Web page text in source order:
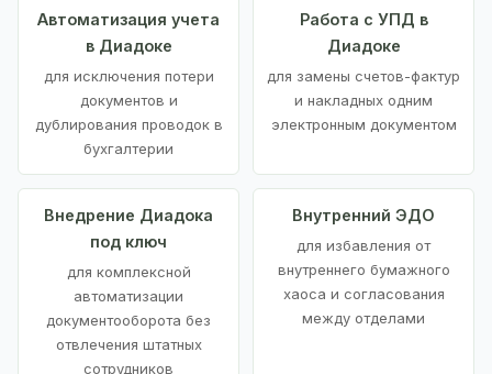
Автоматизация учета
в Диадоке
для исключения потери
документов и
дублирования проводок в
бухгалтерии
Работа с УПД в
Диадоке
для замены счетов-фактур
и накладных одним
электронным документом
Внедрение Диадока
под ключ
для комплексной
автоматизации
документооборота без
отвлечения штатных
сотрудников
Внутренний ЭДО
для избавления от
внутреннего бумажного
хаоса и согласования
между отделами